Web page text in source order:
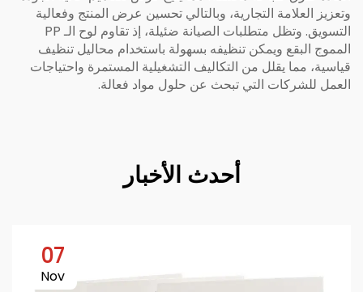
وتعزيز العلامة التجارية، وبالتالي تحسين عرض المنتج وفعالية
التسويق. وتظل متطلبات الصيانة ضئيلة، إذ تقاوم لوح الـ PP
المموج البقع ويمكن تنظيفه بسهولة باستخدام محاليل تنظيف
قياسية، مما يقلل من التكاليف التشغيلية المستمرة واحتياجات
العمل للشركات التي تبحث عن حلول مواد فعالة.
أحدث الأخبار
07
Nov